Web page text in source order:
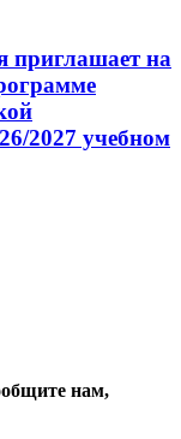
приглашает на
2027 учебном
нам,